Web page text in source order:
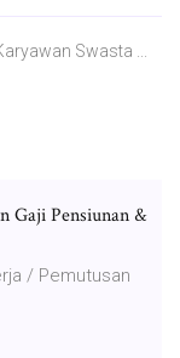
Swasta ...
Gaji Pensiunan &
/ Pemutusan